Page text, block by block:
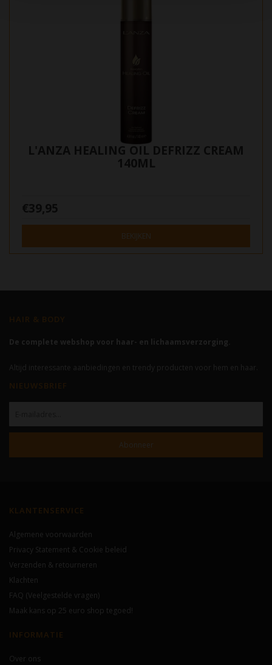
L'ANZA HEALING OIL DEFRIZZ CREAM
140ML
€39,95
BEKIJKEN
HAIR & BODY
De complete webshop voor haar- en lichaamsverzorging.
Altijd interessante aanbiedingen en trendy producten voor hem en haar.
NIEUWSBRIEF
Abonneer
KLANTENSERVICE
Algemene voorwaarden
Privacy Statement & Cookie beleid
Verzenden & retourneren
Klachten
FAQ (Veelgestelde vragen)
Maak kans op 25 euro shop tegoed!
INFORMATIE
Over ons